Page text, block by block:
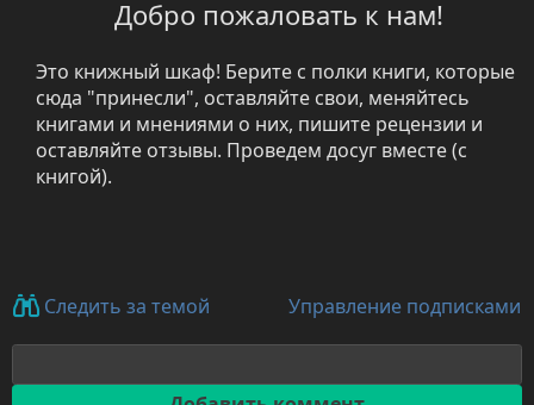
Добро пожаловать к нам!
Это книжный шкаф! Берите с полки книги, которые
сюда "принесли", оставляйте свои, меняйтесь
книгами и мнениями о них, пишите рецензии и
оставляйте отзывы. Проведем досуг вместе (с
книгой).
Следить за темой Управление подписками